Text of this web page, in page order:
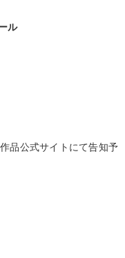
ル
品公式サイトにて告知予